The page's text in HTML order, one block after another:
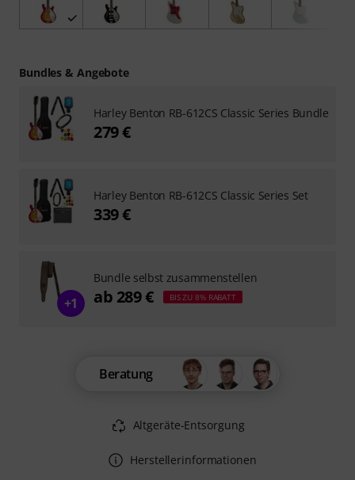
Beratung
Altgeräte-Entsorgung
Herstellerinformationen
Bundles & Angebote
Harley Benton RB-612CS Classic Series Bundle
279 €
Harley Benton RB-612CS Classic Series Set
339 €
+1
Bundle selbst zusammenstellen
ab 289 € BIS ZU 8% RABATT